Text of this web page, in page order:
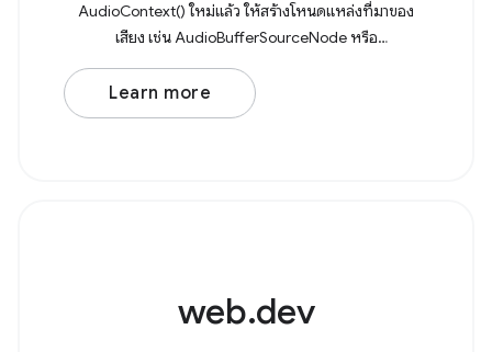
AudioContext() ใหม่แล้ว ให้สร้างโหนดแหล่งที่มาของ
เสียง เช่น AudioBufferSourceNode หรือ
OscillatorNode ตัวอย่างเช่น
Learn more
web.dev